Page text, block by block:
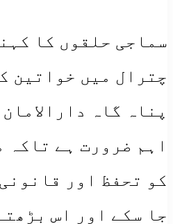
سماجی حلقوں کا
چترال میں خواتین
پناہ گاہ
اہم ضرورت ہے تاکہ
کو تحفظ اور
جا سکے اور اس